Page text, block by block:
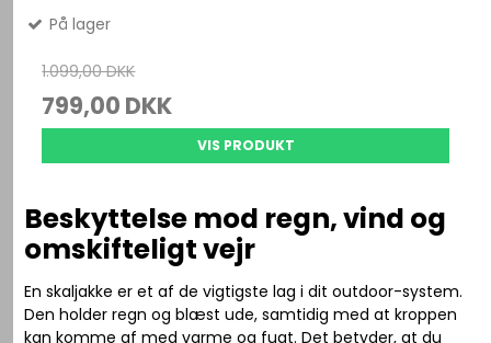
På lager
1.099,00 DKK
799,00 DKK
VIS PRODUKT
Beskyttelse mod regn, vind og
omskifteligt vejr
En skaljakke er et af de vigtigste lag i dit outdoor-system.
Den holder regn og blæst ude, samtidig med at kroppen
kan komme af med varme og fugt. Det betyder, at du